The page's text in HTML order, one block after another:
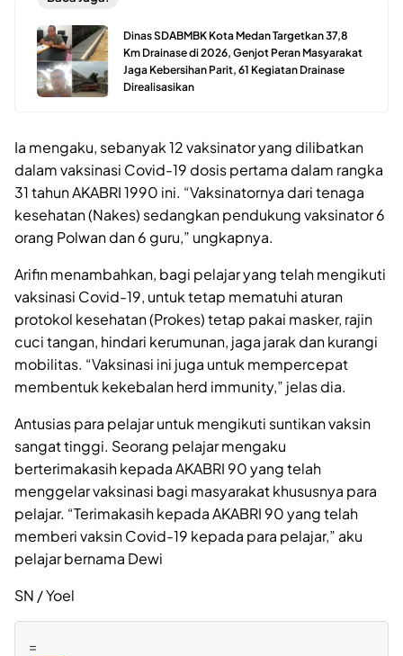
Dinas SDABMBK Kota Medan Targetkan 37,8
Km Drainase di 2026, Genjot Peran Masyarakat
Jaga Kebersihan Parit, 61 Kegiatan Drainase
Direalisasikan
Ia mengaku, sebanyak 12 vaksinator yang dilibatkan
dalam vaksinasi Covid-19 dosis pertama dalam rangka
31 tahun AKABRI 1990 ini. “Vaksinatornya dari tenaga
kesehatan (Nakes) sedangkan pendukung vaksinator 6
orang Polwan dan 6 guru,” ungkapnya.
Arifin menambahkan, bagi pelajar yang telah mengikuti
vaksinasi Covid-19, untuk tetap mematuhi aturan
protokol kesehatan (Prokes) tetap pakai masker, rajin
cuci tangan, hindari kerumunan, jaga jarak dan kurangi
mobilitas. “Vaksinasi ini juga untuk mempercepat
membentuk kekebalan herd immunity,” jelas dia.
Antusias para pelajar untuk mengikuti suntikan vaksin
sangat tinggi. Seorang pelajar mengaku
berterimakasih kepada AKABRI 90 yang telah
menggelar vaksinasi bagi masyarakat khususnya para
pelajar. “Terimakasih kepada AKABRI 90 yang telah
memberi vaksin Covid-19 kepada para pelajar,” aku
pelajar bernama Dewi
SN / Yoel
=